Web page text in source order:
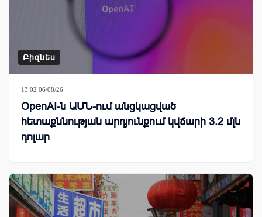
Բիզնես
13:02 06/08/26
OpenAI-ն ԱՄՆ-ում անցկացված
հետաքննության արդյունքում կվճարի 3.2 մլն
դոլար